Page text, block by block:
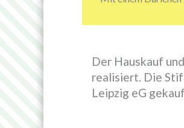
Der Hauskauf
realisiert. Die
Leipzig eG